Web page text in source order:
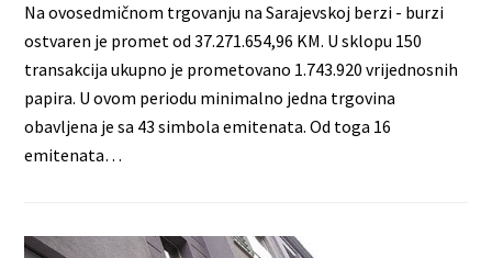
Na ovosedmičnom trgovanju na Sarajevskoj berzi - burzi
ostvaren je promet od 37.271.654,96 KM. U sklopu 150
transakcija ukupno je prometovano 1.743.920 vrijednosnih
papira. U ovom periodu minimalno jedna trgovina
obavljena je sa 43 simbola emitenata. Od toga 16
emitenata…